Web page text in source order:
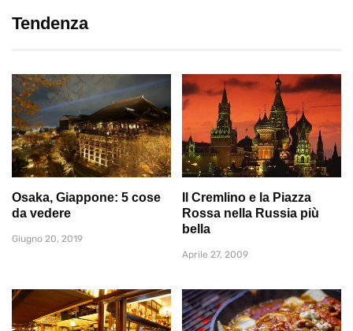
Tendenza
Osaka, Giappone: 5 cose
da vedere
Giugno 20, 2019
Il Cremlino e la Piazza
Rossa nella Russia più
bella
Aprile 27, 2009